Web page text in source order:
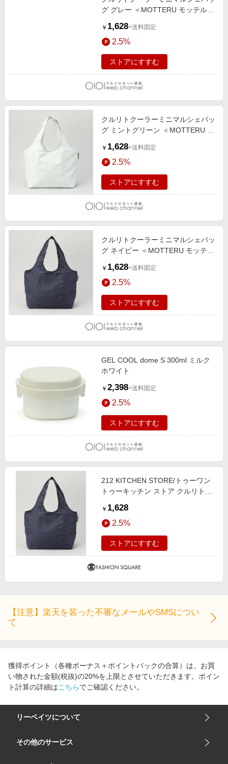
グ グレー ＜MOTTERU モッテル＞
￥ 1,628+送料固定
2.5%
ストアにすすむ
クルリトクーラーミニマルシェバッ
グ ミントグリーン ＜MOTTERU モ
￥ 1,628+送料固定
2.5%
ストアにすすむ
クルリトクーラーミニマルシェバッ
グ ネイビー ＜MOTTERU モッテル
￥ 1,628+送料固定
2.5%
ストアにすすむ
GEL COOL dome S 300ml ミルク
ホワイト
￥ 2,398+送料固定
2.5%
ストアにすすむ
212 KITCHEN STORE/トゥーワン
トゥーキッチン ストア クルリトク
ー ＜MOTTERU モッテル＞ その他
00(FREE)
￥ 1,628
2.5%
ストアにすすむ
【注意】楽天を装った不審なメールやSMSについ
て
獲得ポイント（各種ボーナス＋ポイントバックの合算）は、お買
い物された金額(税抜)の20%を上限とさせていただきます。ポイン
ト計算の詳細はこちらでご確認ください。
リーベイツについて
会社概要
その他のサービス